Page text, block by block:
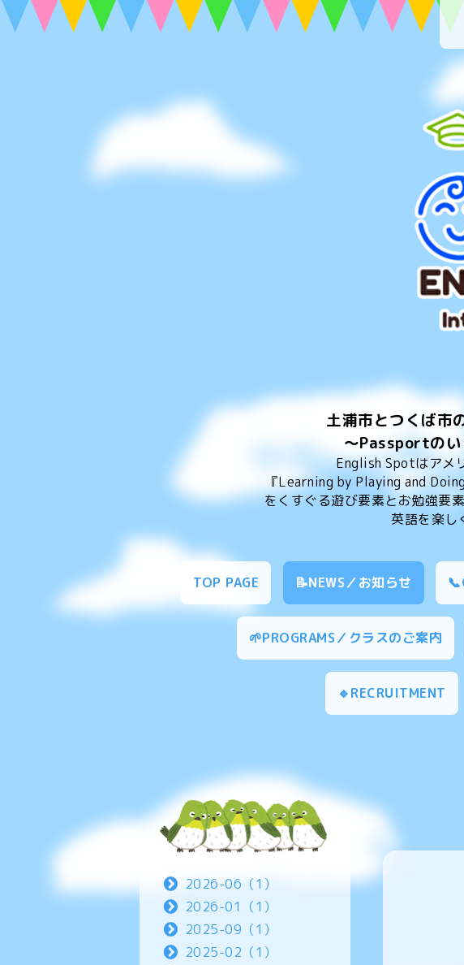
土浦市とつくば市
～Passportのい
English Spotはアメ
『Learning by Playing and
をくすぐる遊び要素とお勉強要
英語を楽し
TOP PAGE 📝NEWS／お知らせ
🌱PROGRAMS／クラスのご案内
🔹RECRUITMENT
2026-06（1）
2026-01（1）
2025-09（1）
2025-02（1）